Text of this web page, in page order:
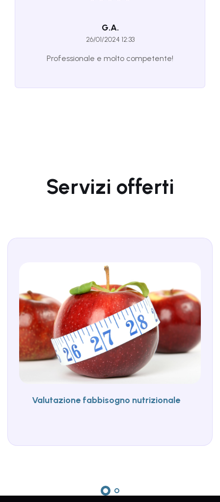
G.A.
26/01/2024 12:33
Professionale e molto competente!
Servizi offerti
Valutazione fabbisogno nutrizionale